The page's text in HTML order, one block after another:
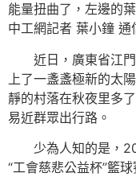
能量扭曲了，左邊的
中工網記者 葉小鐘
近日，廣東省江
上了一盞盞極新的太
靜的村落在秋夜里多
易近群眾出行路。
少為人知的是，
“工會慈悲公益杯”籃